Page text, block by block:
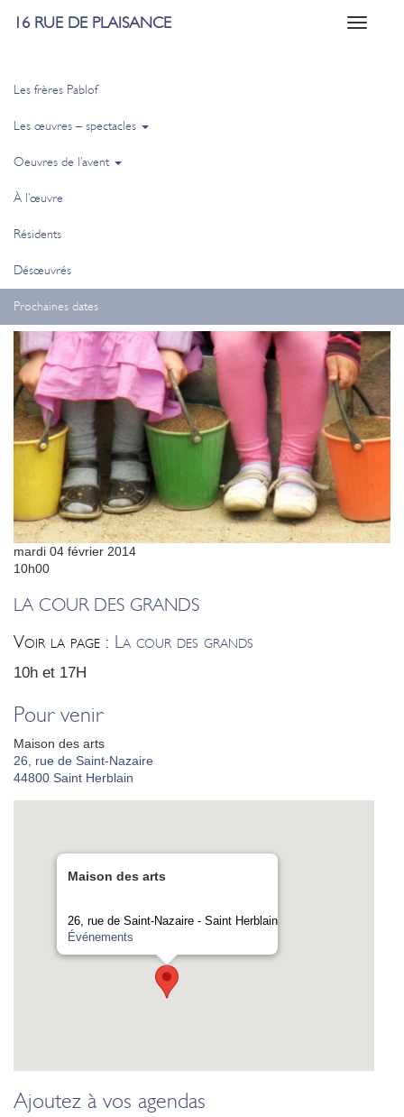
Toggle
16 RUE DE PLAISANCE
Les frères Pablof
Les œuvres – spectacles
Oeuvres de l’avent
À l’œuvre
Résidents
Désœuvrés
Prochaines dates
mardi 04 février 2014
10h00
LA COUR DES GRANDS
Voir la page : La cour des grands
10h et 17H
Pour venir
Maison des arts
26, rue de Saint-Nazaire
44800 Saint Herblain
Maison des arts
26, rue de Saint-Nazaire - Saint Herblain
Événements
Ajoutez à vos agendas